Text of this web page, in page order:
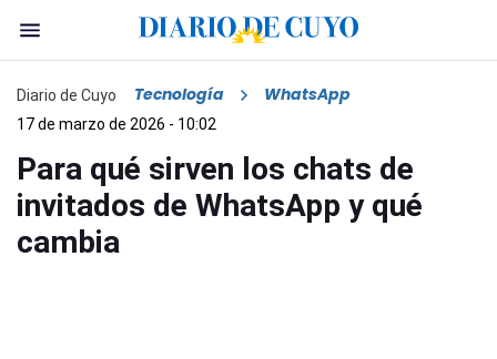
Diario de Cuyo Tecnología WhatsApp
17 de marzo de 2026 - 10:02
Para qué sirven los chats de
invitados de WhatsApp y qué
cambia